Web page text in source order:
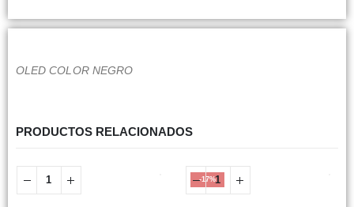
OLED COLOR NEGRO
PRODUCTOS RELACIONADOS
-17%